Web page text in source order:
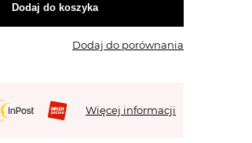
Dodaj do koszyka
Dodaj do porównania
Więcej informacji